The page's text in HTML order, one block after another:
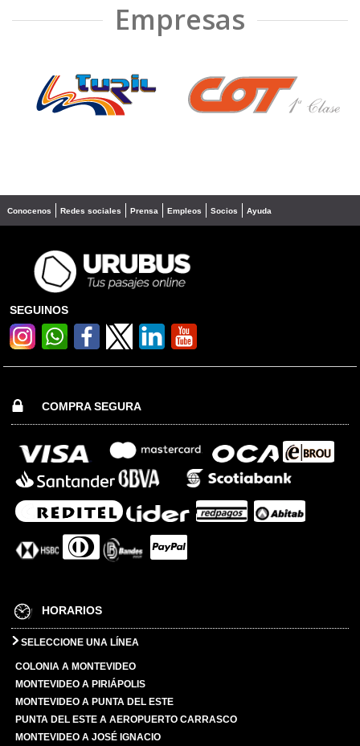
Empresas
❮ ❯
Conocenos Redes sociales Prensa Empleos Socios Ayuda
SEGUINOS
COMPRA SEGURA
HORARIOS
SELECCIONE UNA LÍNEA
COLONIA A MONTEVIDEO
MONTEVIDEO A PIRIÁPOLIS
MONTEVIDEO A PUNTA DEL ESTE
PUNTA DEL ESTE A AEROPUERTO CARRASCO
MONTEVIDEO A JOSÉ IGNACIO